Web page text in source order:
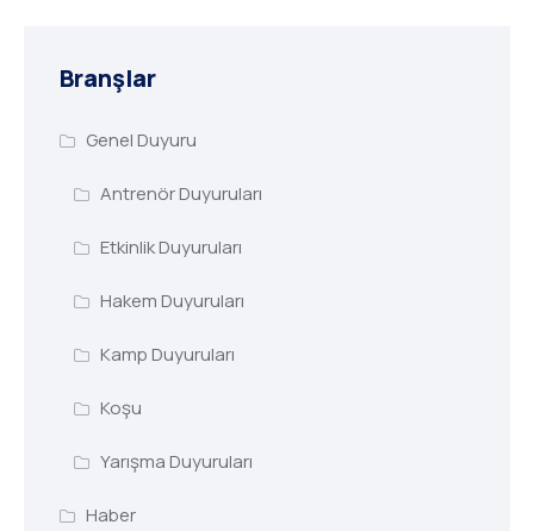
Branşlar
Genel Duyuru
Antrenör Duyuruları
Etkinlik Duyuruları
Hakem Duyuruları
Kamp Duyuruları
Koşu
Yarışma Duyuruları
Haber